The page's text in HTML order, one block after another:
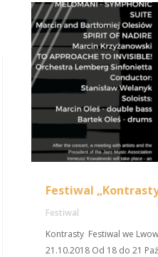
Festiwal
Festiwal
Kontrasty Festiwal we
21.10.2018 Od 18 do 21